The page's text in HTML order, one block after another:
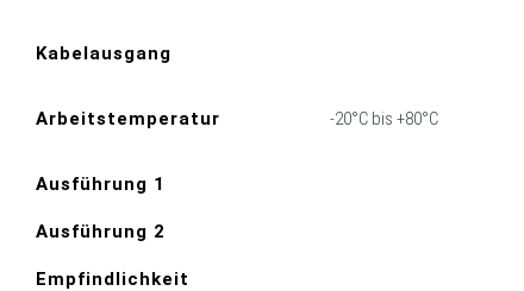
Kabelausgang
Arbeitstemperatur -20°C bis +80°C
Ausführung 1
Ausführung 2
Empfindlichkeit